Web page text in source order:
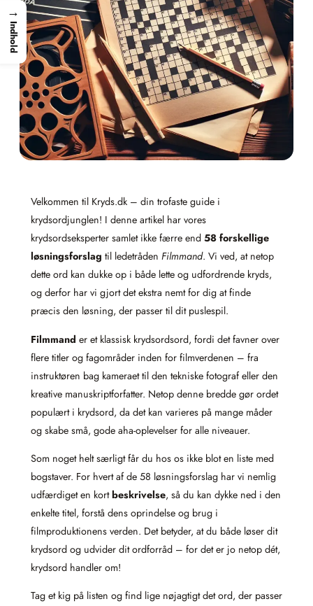
Velkommen til Kryds.dk – din trofaste guide i
krydsordjunglen! I denne artikel har vores
krydsordseksperter samlet ikke færre end 58 forskellige
løsningsforslag til ledetråden Filmmand. Vi ved, at netop
dette ord kan dukke op i både lette og udfordrende kryds,
og derfor har vi gjort det ekstra nemt for dig at finde
præcis den løsning, der passer til dit puslespil.
Filmmand er et klassisk krydsordsord, fordi det favner over
flere titler og fagområder inden for filmverdenen – fra
instruktøren bag kameraet til den tekniske fotograf eller den
kreative manuskriptforfatter. Netop denne bredde gør ordet
populært i krydsord, da det kan varieres på mange måder
og skabe små, gode aha-oplevelser for alle niveauer.
Som noget helt særligt får du hos os ikke blot en liste med
bogstaver. For hvert af de 58 løsningsforslag har vi nemlig
udfærdiget en kortbeskrivelse, så du kan dykke ned i den
enkelte titel, forstå dens oprindelse og brug i
filmproduktionens verden. Det betyder, at du både løser dit
krydsord og udvider dit ordforråd – for det er jo netop dét,
krydsord handler om!
Tag et kig på listen og find lige nøjagtigt det ord, der passer
→
Indhold